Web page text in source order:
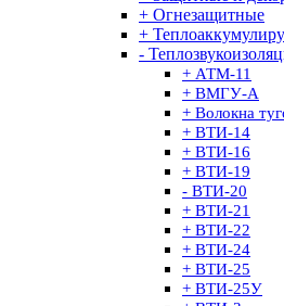
+ Огнезащитные
+
-
+ АТМ-11
+ ВМГУ-А
+ Волокна
+ ВТИ-14
+ ВТИ-16
+ ВТИ-19
- ВТИ-20
+ ВТИ-21
+ ВТИ-22
+ ВТИ-24
+ ВТИ-25
+ ВТИ-25У